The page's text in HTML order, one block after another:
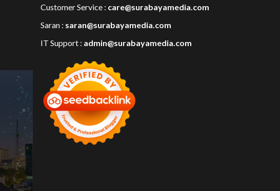
Customer Service : care@surabayamedia.com
Saran : saran@surabayamedia.com
IT Support : admin@surabayamedia.com